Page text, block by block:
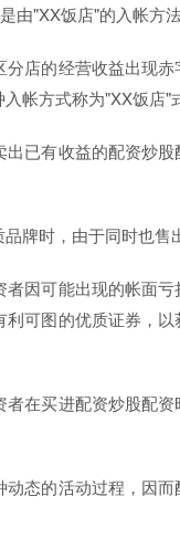
"XX饭店"的入帐方法
店的经营收益出现
帐方式称为"XX饭店"
已有收益的配资炒
牌时，由于同时也
因可能出现的帐面
可图的优质证券，
在买进配资炒股配
态的活动过程，因